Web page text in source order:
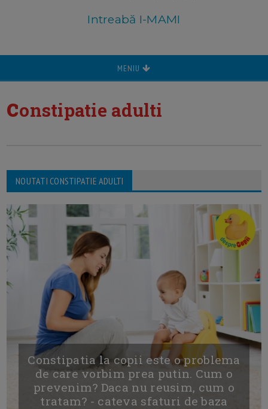
Intreabă I-MAMI
MENIU
constipatie adulti
NOUTATI CONSTIPATIE ADULTI
Constipatia la copii este o problema
de care vorbim prea putin. Cum o
prevenim? Daca nu reusim, cum o
tratam? - cateva sfaturi de baza